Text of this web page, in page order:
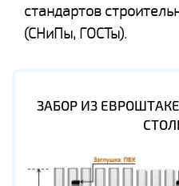
стандартов
(СНиПы, ГОСТы).
ЗАБОР ИЗ